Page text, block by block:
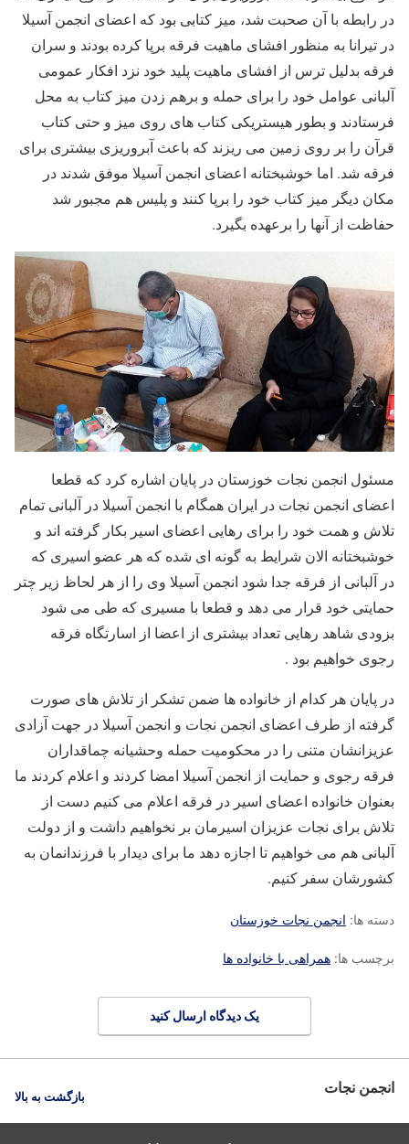
در رابطه با آن صحبت شد، میز کتابی بود که اعضای انجمن آسیلا
در تیرانا به منظور افشای ماهیت فرقه برپا کرده بودند و سران
فرقه بدلیل ترس از افشای ماهیت پلید خود نزد افکار عمومی
آلبانی عوامل خود را برای حمله و برهم زدن میز کتاب به محل
فرستادند و بطور هیستریکی کتاب های روی میز و حتی کتاب
قرآن را بر روی زمین می ریزند که باعث آبروریزی بیشتری برای
فرقه شد. اما خوشبختانه اعضای انجمن آسیلا موفق شدند در
مکان دیگر میز کتاب خود را برپا کنند و پلیس هم مجبور شد
حفاظت از آنها را برعهده بگیرد.
مسئول انجمن نجات خوزستان در پایان اشاره کرد که قطعا
اعضای انجمن نجات در ایران همگام با انجمن آسیلا در آلبانی تمام
تلاش و همت خود را برای رهایی اعضای اسیر بکار گرفته اند و
خوشبختانه الان شرایط به گونه ای شده که هر عضو اسیری که
در آلبانی از فرقه جدا شود انجمن آسیلا وی را از هر لحاظ زیر چتر
حمایتی خود قرار می دهد و قطعا با مسیری که طی می شود
بزودی شاهد رهایی تعداد بیشتری از اعضا از اسارتگاه فرقه
رجوی خواهیم بود .
در پایان هر کدام از خانواده ها ضمن تشکر از تلاش های صورت
گرفته از طرف اعضای انجمن نجات و انجمن آسیلا در جهت آزادی
عزیزانشان متنی را در محکومیت حمله وحشیانه چماقداران
فرقه رجوی و حمایت از انجمن آسیلا امضا کردند و اعلام کردند ما
بعنوان خانواده اعضای اسیر در فرقه اعلام می کنیم دست از
تلاش برای نجات عزیزان اسیرمان بر نخواهیم داشت و از دولت
آلبانی هم می خواهیم تا اجازه دهد ما برای دیدار با فرزندانمان به
کشورشان سفر کنیم.
دسته ها: انجمن نجات خوزستان
برچسب ها: همراهی با خانواده ها
یک دیدگاه ارسال کنید
انجمن نجات بازگشت به بالا